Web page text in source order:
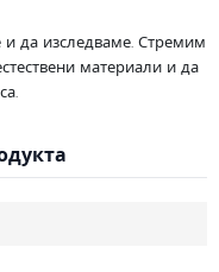
да изследваме. Стремим
материали и да